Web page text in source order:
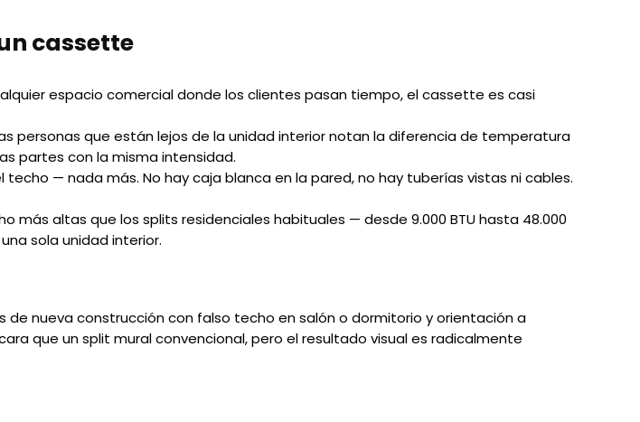
cassette
espacio comercial donde los clientes pasan tiempo, el cassette es casi
personas que están lejos de la unidad interior notan la diferencia de temperatura
partes con la misma intensidad.
— nada más. No hay caja blanca en la pared, no hay tuberías vistas ni cables.
altas que los splits residenciales habituales — desde 9.000 BTU hasta 48.000
sola unidad interior.
de nueva construcción con falso techo en salón o dormitorio y orientación a
que un split mural convencional, pero el resultado visual es radicalmente